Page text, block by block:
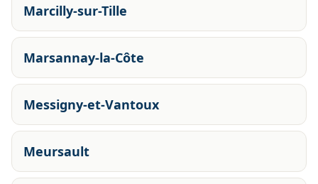
Marcilly-sur-Tille
Marsannay-la-Côte
Messigny-et-Vantoux
Meursault